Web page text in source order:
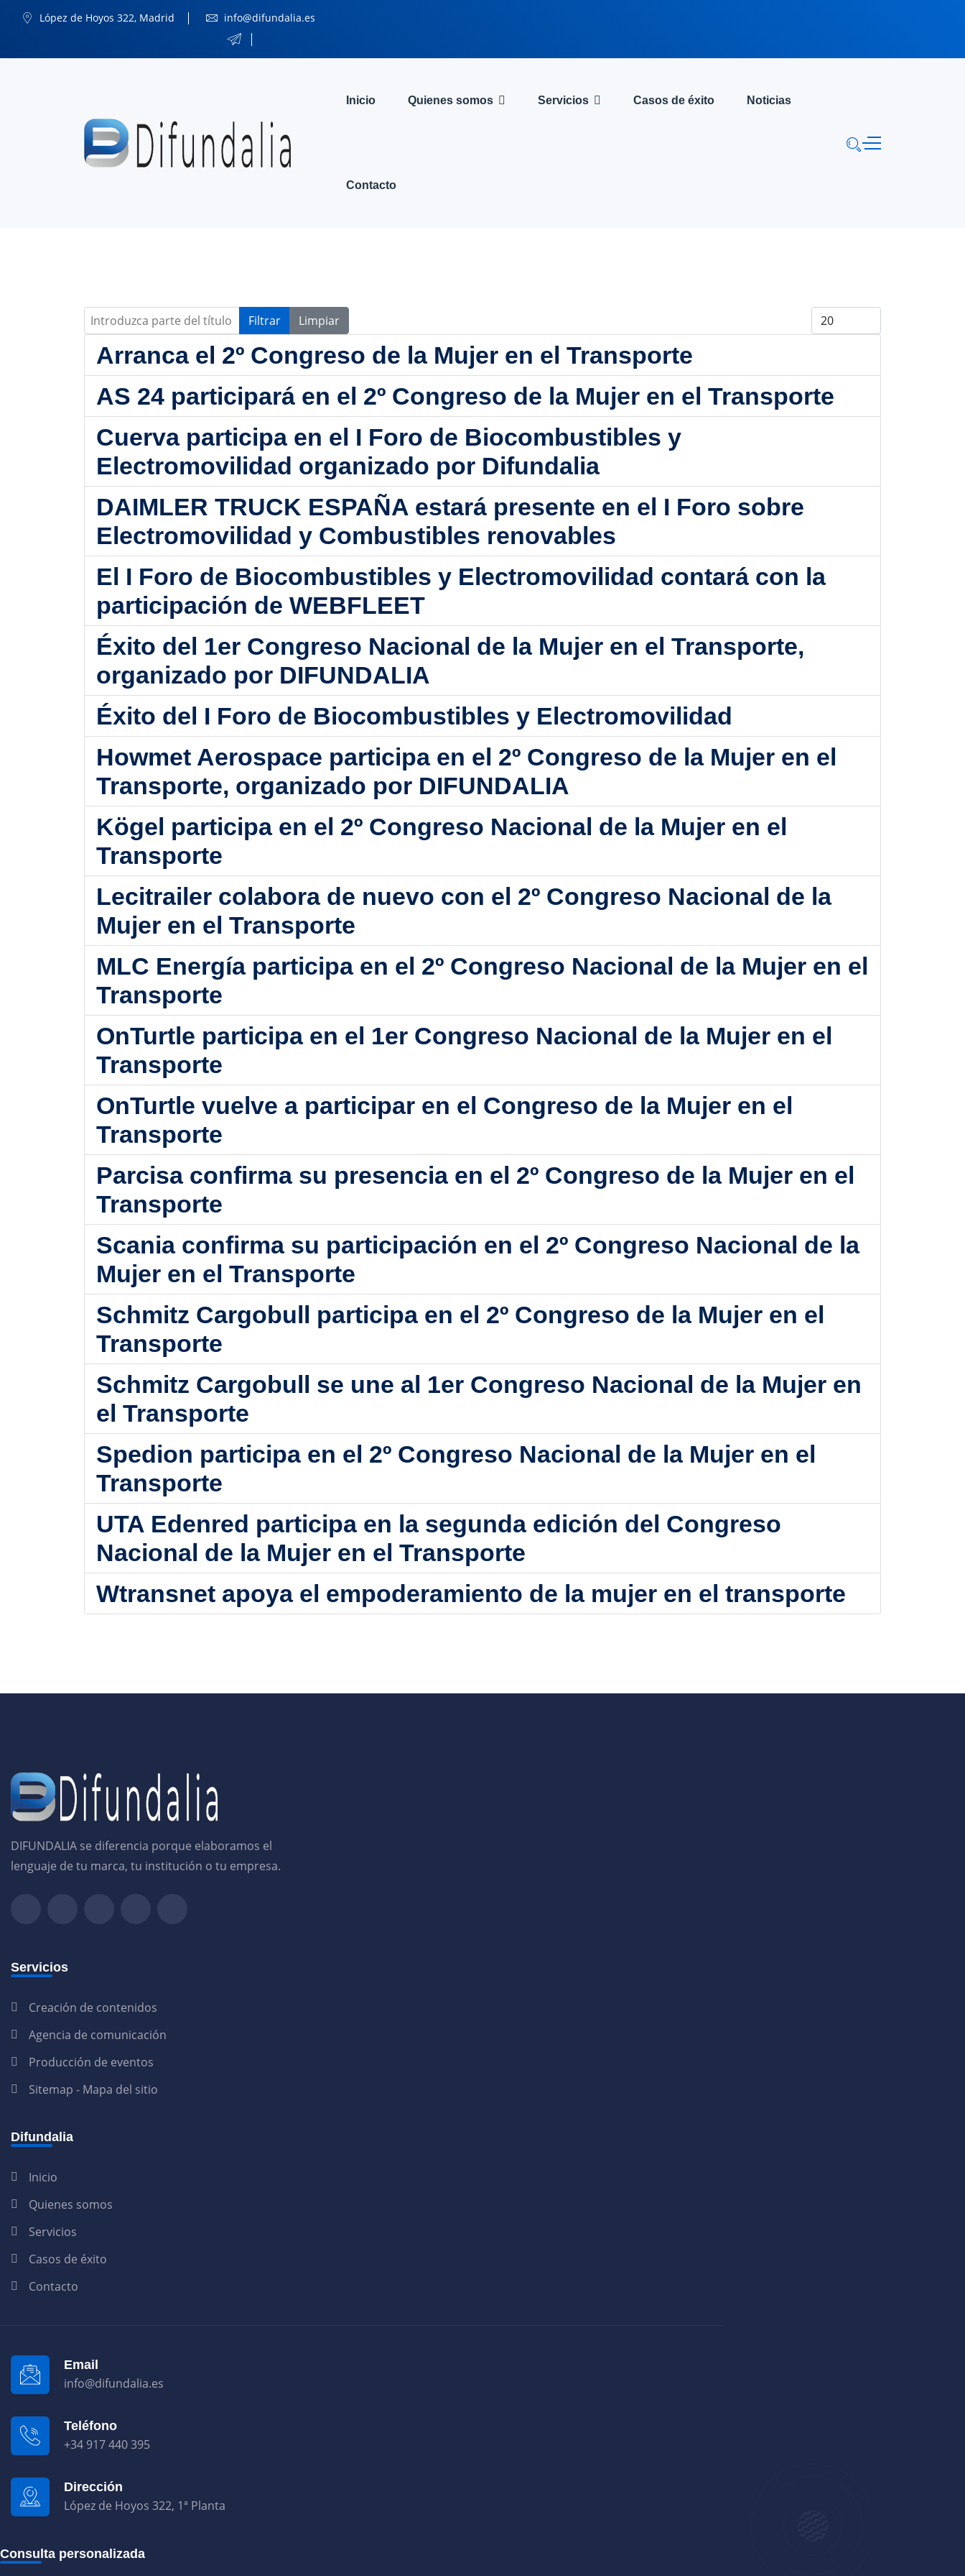
López de Hoyos 322, Madrid info@difundalia.es
Inicio Quienes somos Servicios Casos de éxito Noticias
Contacto
Introduzca parte del título Filtrar Limpiar Cantidad a mostrar
Arranca el 2º Congreso de la Mujer en el Transporte
AS 24 participará en el 2º Congreso de la Mujer en el Transporte
Cuerva participa en el I Foro de Biocombustibles y
Electromovilidad organizado por Difundalia
DAIMLER TRUCK ESPAÑA estará presente en el I Foro sobre
Electromovilidad y Combustibles renovables
El I Foro de Biocombustibles y Electromovilidad contará con la
participación de WEBFLEET
Éxito del 1er Congreso Nacional de la Mujer en el Transporte,
organizado por DIFUNDALIA
Éxito del I Foro de Biocombustibles y Electromovilidad
Howmet Aerospace participa en el 2º Congreso de la Mujer en el
Transporte, organizado por DIFUNDALIA
Kögel participa en el 2º Congreso Nacional de la Mujer en el
Transporte
Lecitrailer colabora de nuevo con el 2º Congreso Nacional de la
Mujer en el Transporte
MLC Energía participa en el 2º Congreso Nacional de la Mujer en el
Transporte
OnTurtle participa en el 1er Congreso Nacional de la Mujer en el
Transporte
OnTurtle vuelve a participar en el Congreso de la Mujer en el
Transporte
Parcisa confirma su presencia en el 2º Congreso de la Mujer en el
Transporte
Scania confirma su participación en el 2º Congreso Nacional de la
Mujer en el Transporte
Schmitz Cargobull participa en el 2º Congreso de la Mujer en el
Transporte
Schmitz Cargobull se une al 1er Congreso Nacional de la Mujer en
el Transporte
Spedion participa en el 2º Congreso Nacional de la Mujer en el
Transporte
UTA Edenred participa en la segunda edición del Congreso
Nacional de la Mujer en el Transporte
Wtransnet apoya el empoderamiento de la mujer en el transporte
DIFUNDALIA se diferencia porque elaboramos el
lenguaje de tu marca, tu institución o tu empresa.
Servicios
Creación de contenidos
Agencia de comunicación
Producción de eventos
Sitemap - Mapa del sitio
Difundalia
Inicio
Quienes somos
Servicios
Casos de éxito
Contacto
Email
info@difundalia.es
Teléfono
+34 917 440 395
Dirección
López de Hoyos 322, 1ª Planta
Consulta personalizada